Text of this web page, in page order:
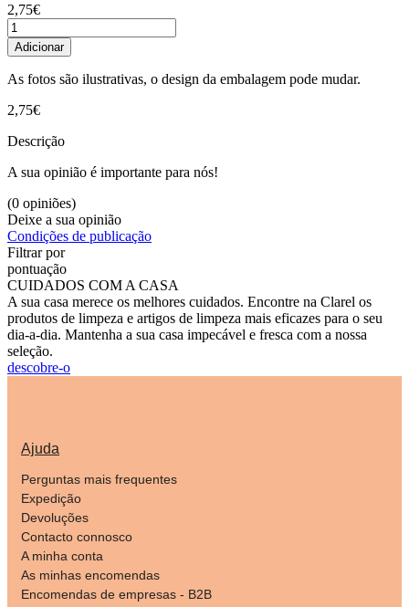
2,75€
Adicionar
As fotos são ilustrativas, o design da embalagem pode mudar.
2,75€
Descrição
A sua opinião é importante para nós!
(0 opiniões)
Deixe a sua opinião
Condições de publicação
Filtrar por
pontuação
CUIDADOS COM A CASA
A sua casa merece os melhores cuidados. Encontre na Clarel os
produtos de limpeza e artigos de limpeza mais eficazes para o seu
dia-a-dia. Mantenha a sua casa impecável e fresca com a nossa
seleção.
descobre-o
Ajuda
Perguntas mais frequentes
Expedição
Devoluções
Contacto connosco
A minha conta
As minhas encomendas
Encomendas de empresas - B2B